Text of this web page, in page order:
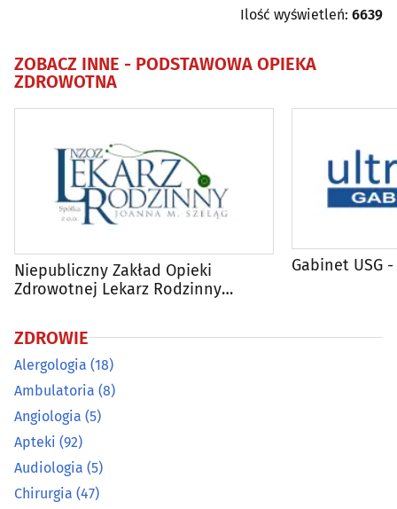
Chirurgia dziecięca
Choroby piersi (6)
Choroby płuc i gruźlica (5)
Choroby zakaźne (5)
Diagnostyka obrazowa
Dietetyka, zdrowa żywność
Endokrynologia
Ilość wyświetleń: 6639
ZOBACZ INNE - PODSTAWOWA OPIEKA
ZDROWOTNA
Niepubliczny Zakład Opieki
Zdrowotnej Lekarz Rodzinny
Gabinet USG
ZDROWIE
Alergologia (18)
Ambulatoria (8)
Angiologia (5)
Apteki (92)
Audiologia (5)
Chirurgia (47)